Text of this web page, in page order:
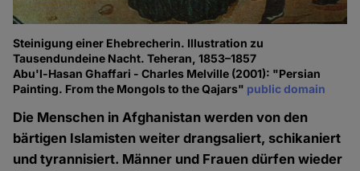
Steinigung einer Ehebrecherin. Illustration zu
Tausendundeine Nacht. Teheran, 1853–1857
Abu'l-Hasan Ghaffari - Charles Melville (2001): "Persian
Painting. From the Mongols to the Qajars" public domain
Die Menschen in Afghanistan werden von den
bärtigen Islamisten weiter drangsaliert, schikaniert
und tyrannisiert. Männer und Frauen dürfen wieder